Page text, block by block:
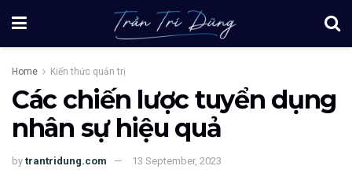
Home Kiến thức quản trị
Các chiến lược tuyển dụng
nhân sự hiệu quả
by trantridung.com 13 September, 2023